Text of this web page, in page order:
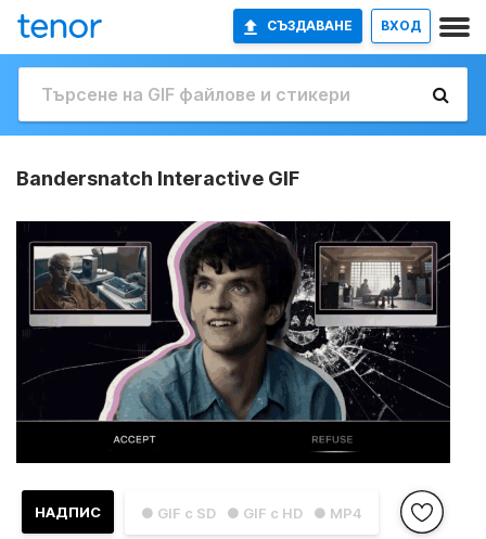
СЪЗДАВАНЕ ВХОД
Bandersnatch Interactive GIF
● GIF с SD ● GIF с HD ● MP4
НАДПИС